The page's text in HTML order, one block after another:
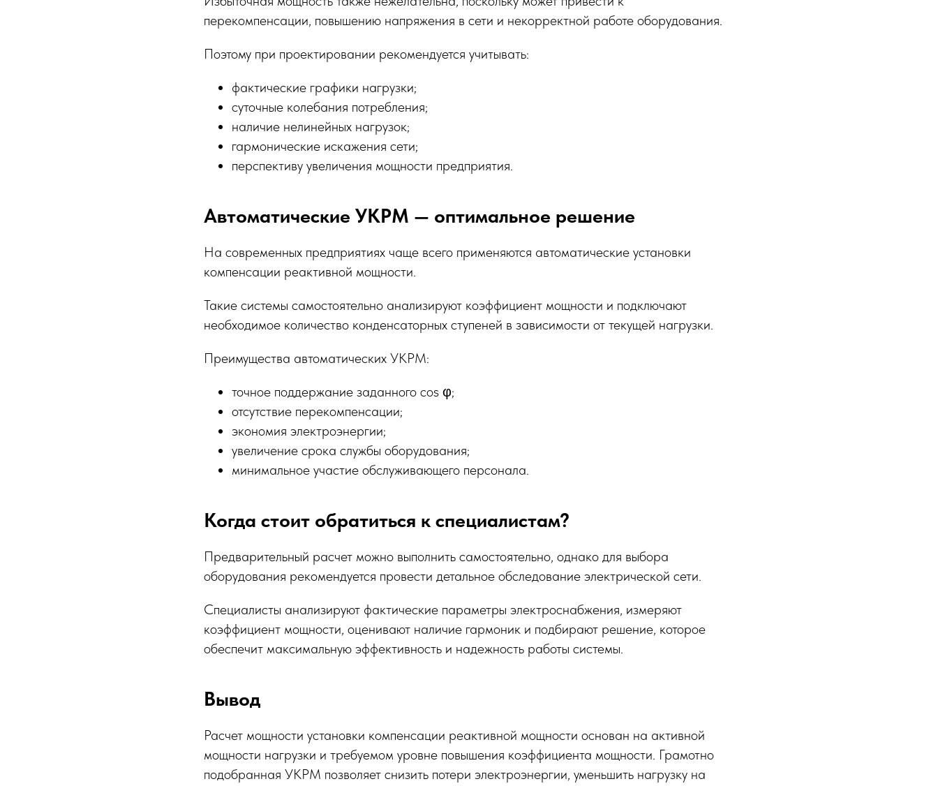
перекомпенсации, повышению напряжения в сети и некорректной работе оборудования.
Поэтому при проектировании рекомендуется учитывать:
фактические графики нагрузки;
суточные колебания потребления;
наличие нелинейных нагрузок;
гармонические искажения сети;
перспективу увеличения мощности предприятия.
Автоматические УКРМ — оптимальное решение
На современных предприятиях чаще всего применяются автоматические установки
компенсации реактивной мощности.
Такие системы самостоятельно анализируют коэффициент мощности и подключают
необходимое количество конденсаторных ступеней в зависимости от текущей нагрузки.
Преимущества автоматических УКРМ:
точное поддержание заданного cos φ;
отсутствие перекомпенсации;
экономия электроэнергии;
увеличение срока службы оборудования;
минимальное участие обслуживающего персонала.
Когда стоит обратиться к специалистам?
Предварительный расчет можно выполнить самостоятельно, однако для выбора
оборудования рекомендуется провести детальное обследование электрической сети.
Специалисты анализируют фактические параметры электроснабжения, измеряют
коэффициент мощности, оценивают наличие гармоник и подбирают решение, которое
обеспечит максимальную эффективность и надежность работы системы.
Вывод
Расчет мощности установки компенсации реактивной мощности основан на активной
мощности нагрузки и требуемом уровне повышения коэффициента мощности. Грамотно
подобранная УКРМ позволяет снизить потери электроэнергии, уменьшить нагрузку на